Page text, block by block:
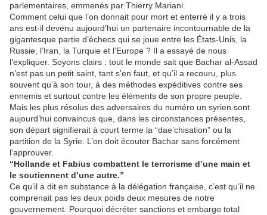
parlementaires, emmenés par Thierry Mariani.
Comment celui que l’on donnait pour mort et enterré il y a trois
ans est-il devenu aujourd’hui un partenaire incontournable de la
gigantesque partie d’échecs qui se joue entre les États-Unis, la
Russie, l’Iran, la Turquie et l’Europe ? Il a essayé de nous
l’expliquer. Soyons clairs : tout le monde sait que Bachar al-Assad
n’est pas un petit saint, tant s’en faut, et qu’il a recouru, plus
souvent qu’à son tour, à des méthodes expéditives contre ses
ennemis et surtout contre les éléments de son propre peuple.
Mais les plus résolus des adversaires du numéro un syrien sont
aujourd’hui convaincus que, dans les circonstances présentes,
son départ signifierait à court terme la “dae’chisation” ou la
partition de la Syrie. L’on doit écouter Bachar sans forcément
l’approuver.
“Hollande et Fabius combattent le terrorisme d’une main et
le soutiennent d’une autre.”
Ce qu’il a dit en substance à la délégation française, c’est qu’il ne
comprenait pas les deux poids deux mesures de notre
gouvernement. Pourquoi décréter sanctions et embargo total